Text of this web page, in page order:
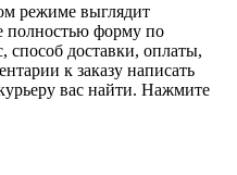
режиме выглядит
полностью форму по
способ доставки, оплаты,
к заказу написать
вас найти. Нажмите